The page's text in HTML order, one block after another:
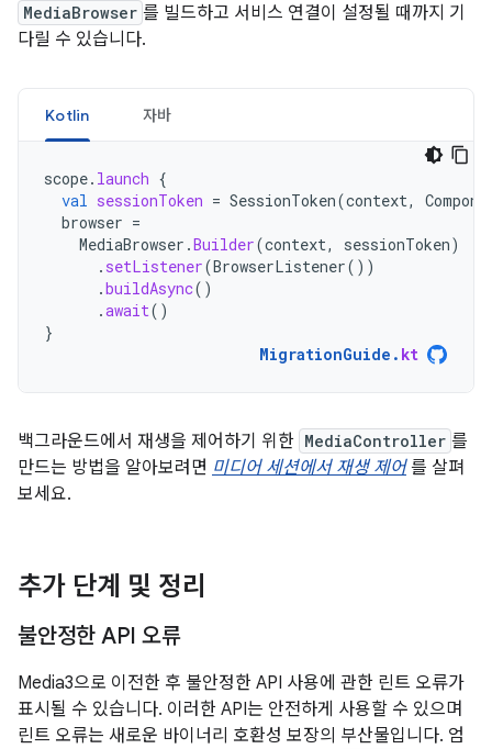
MediaBrowser 를 빌드하고 서비스 연결이 설정될 때까지 기
다릴 수 있습니다.
Kotlin 자바
scope. launch {
val sessionToken = SessionToken(context,
browser =
MediaBrowser .Builder(context, sessionToken)
. setListener(BrowserListener())
.buildAsync()
.await()
}
MigrationGuide . kt
백그라운드에서 재생을 제어하기 위한 MediaController 를
만드는 방법을 알아보려면 미디어 세션에서 재생 제어를 살펴
보세요.
추가 단계 및 정리
불안정한 API 오류
Media3으로 이전한 후 불안정한 API 사용에 관한 린트 오류가
표시될 수 있습니다. 이러한 API는 안전하게 사용할 수 있으며
린트 오류는 새로운 바이너리 호환성 보장의 부산물입니다. 엄